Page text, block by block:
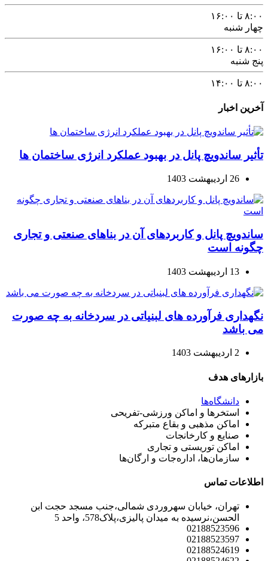
۸:۰۰ تا ۱۶:۰۰
چهار شنبه
۸:۰۰ تا ۱۶:۰۰
پنج شنبه
۸:۰۰ تا ۱۴:۰۰
آخرین اخبار
تأثیر ساندویچ پانل در بهبود عملکرد انرژی ساختمان ها
26 اردیبهشت 1403
ساندویچ پانل و کاربردهای آن در بناهای صنعتی و تجاری
چگونه است
13 اردیبهشت 1403
نگهداری فرآورده های لبنیاتی در سردخانه به چه صورت
می باشد
2 اردیبهشت 1403
بازارهای هدف
دانشگاه‌ها
استخرها و اماکن ورزشی-تفریحی
اماکن مذهبی و بقاع متبرکه
صنایع و کارخانجات
اماکن توریستی و تجاری
سازمان‌ها، اداره‌جات و ارگان‌ها
اطلاعات تماس
تهران، خیابان سهروردی شمالی،جنب مسجد حجت ابن
الحسن،نرسیده به میدان پالیزی،پلاک578، واحد 5
02188523596
02188523597
02188524619